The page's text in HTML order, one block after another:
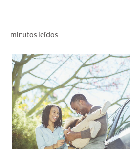
minutos leídos